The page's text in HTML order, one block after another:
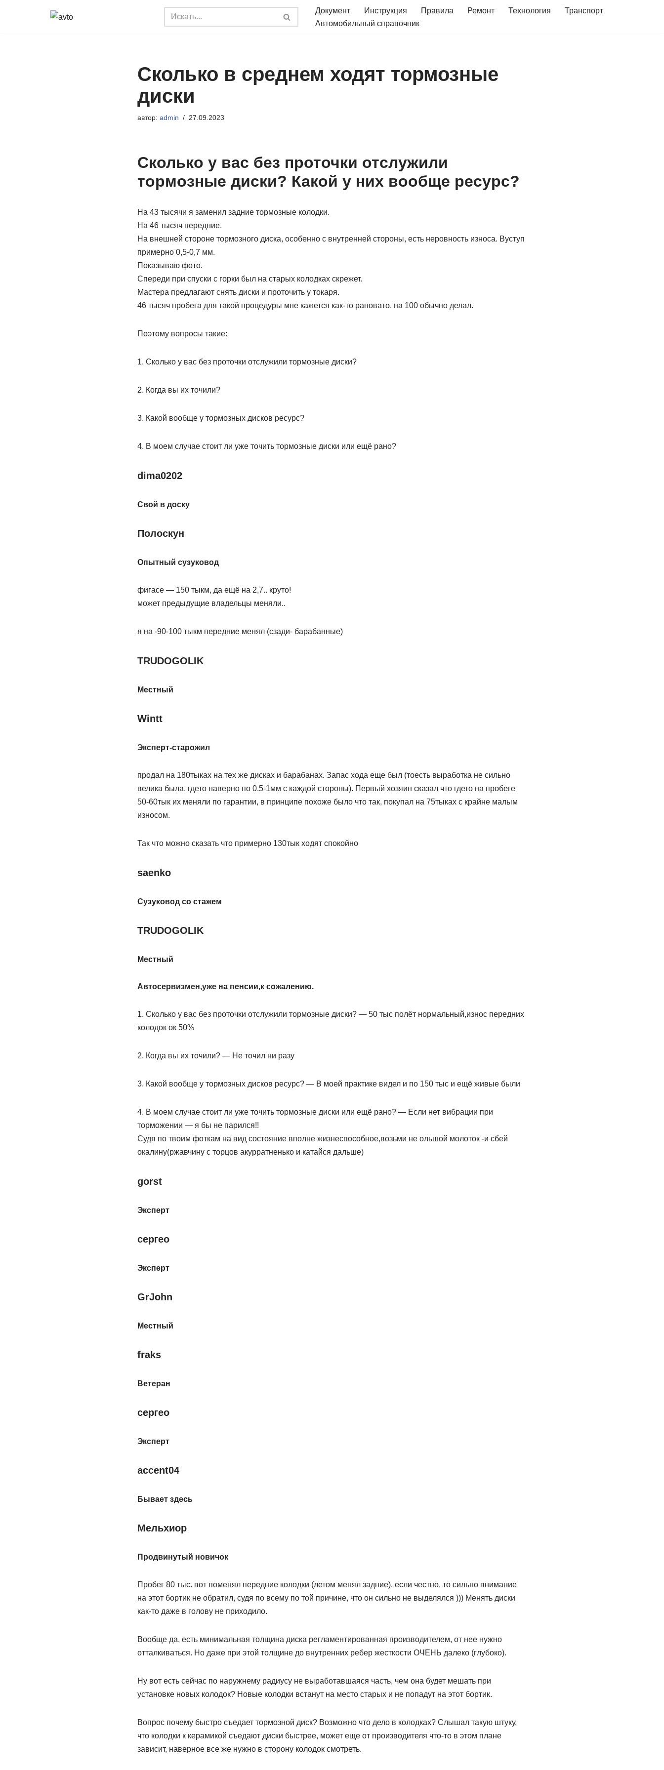
Документ Инструкция Правила Ремонт Технология
Транспорт
Автомобильный справочник
Сколько в среднем ходят тормозные
диски
автор: admin 27.09.2023
Сколько у вас без проточки отслужили
тормозные диски? Какой у них вообще ресурс?
На 43 тысячи я заменил задние тормозные колодки.
На 46 тысяч передние.
На внешней стороне тормозного диска, особенно с внутренней стороны, есть неровность износа. Вуступ
примерно 0,5-0,7 мм.
Показываю фото.
Спереди при спуски с горки был на старых колодках скрежет.
Мастера предлагают снять диски и проточить у токаря.
46 тысяч пробега для такой процедуры мне кажется как-то рановато. на 100 обычно делал.
Поэтому вопросы такие:
1. Сколько у вас без проточки отслужили тормозные диски?
2. Когда вы их точили?
3. Какой вообще у тормозных дисков ресурс?
4. В моем случае стоит ли уже точить тормозные диски или ещё рано?
dima0202
Свой в доску
Полоскун
Опытный сузуковод
фигасе — 150 тыкм, да ещё на 2,7.. круто!
может предыдущие владельцы меняли..
я на -90-100 тыкм передние менял (сзади- барабанные)
TRUDOGOLIK
Местный
Wintt
Эксперт-старожил
продал на 180тыках на тех же дисках и барабанах. Запас хода еще был (тоесть выработка не сильно
велика была. гдето наверно по 0.5-1мм с каждой стороны). Первый хозяин сказал что гдето на пробеге
50-60тык их меняли по гарантии, в принципе похоже было что так, покупал на 75тыках с крайне малым
износом.
Так что можно сказать что примерно 130тык ходят спокойно
saenko
Сузуковод со стажем
TRUDOGOLIK
Местный
Автосервизмен,уже на пенсии,к сожалению.
1. Сколько у вас без проточки отслужили тормозные диски? — 50 тыс полёт нормальный,износ передних
колодок ок 50%
2. Когда вы их точили? — Не точил ни разу
3. Какой вообще у тормозных дисков ресурс? — В моей практике видел и по 150 тыс и ещё живые были
4. В моем случае стоит ли уже точить тормозные диски или ещё рано? — Если нет вибрации при
торможении — я бы не парился!!
Судя по твоим фоткам на вид состояние вполне жизнеспособное,возьми не ольшой молоток -и сбей
окалину(ржавчину с торцов акурратненько и катайся дальше)
gorst
Эксперт
сергео
Эксперт
GrJohn
Местный
fraks
Ветеран
сергео
Эксперт
accent04
Бывает здесь
Мельхиор
Продвинутый новичок
Пробег 80 тыс. вот поменял передние колодки (летом менял задние), если честно, то сильно внимание
на этот бортик не обратил, судя по всему по той причине, что он сильно не выделялся ))) Менять диски
как-то даже в голову не приходило.
Вообще да, есть минимальная толщина диска регламентированная производителем, от нее нужно
отталкиваться. Но даже при этой толщине до внутренних ребер жесткости ОЧЕНЬ далеко (глубоко).
Ну вот есть сейчас по наружнему радиусу не выработавшаяся часть, чем она будет мешать при
установке новых колодок? Новые колодки встанут на место старых и не попадут на этот бортик.
Вопрос почему быстро съедает тормозной диск? Возможно что дело в колодках? Слышал такую штуку,
что колодки к керамикой съедают диски быстрее, может еще от производителя что-то в этом плане
зависит, наверное все же нужно в сторону колодок смотреть.